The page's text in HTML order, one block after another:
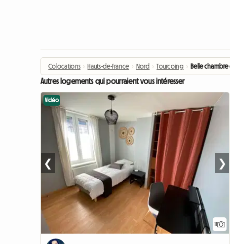
Colocations › Hauts-de-France › Nord › Tourcoing › Belle
Autres logements qui pourraient vous intéresser
11
Vidéo
❮ ❯